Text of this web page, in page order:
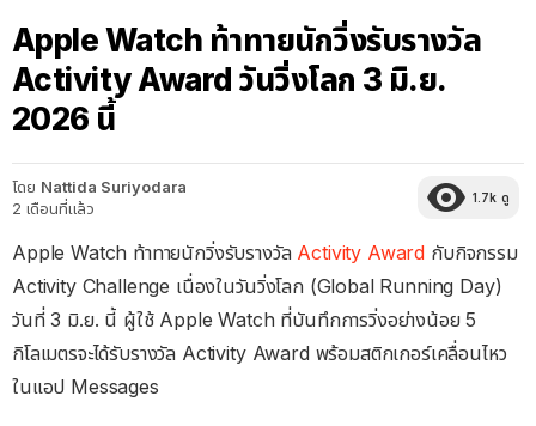
Apple Watch ท้าทายนักวิ่งรับรางวัล
Activity Award วันวิ่งโลก 3 มิ.ย.
2026 นี้
โดย Nattida Suriyodara
2 เดือนที่แล้ว
1.7k ดู
Apple Watch ท้าทายนักวิ่งรับรางวัล Activity Award กับกิจกรรม
Activity Challenge เนื่องในวันวิ่งโลก (Global Running Day)
วันที่ 3 มิ.ย. นี้ ผู้ใช้ Apple Watch ที่บันทึกการวิ่งอย่างน้อย 5
กิโลเมตรจะได้รับรางวัล Activity Award พร้อมสติกเกอร์เคลื่อนไหว
ในแอป Messages